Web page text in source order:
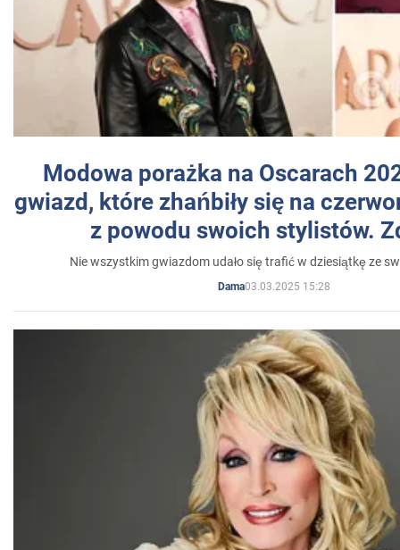
Modowa porażka na Oscarach
gwiazd, które zhańbiły się na
z powodu swoich stylistów.
Nie wszystkim gwiazdom udało się trafić w dziesiątkę ze
Dama03.03.2025 15:28